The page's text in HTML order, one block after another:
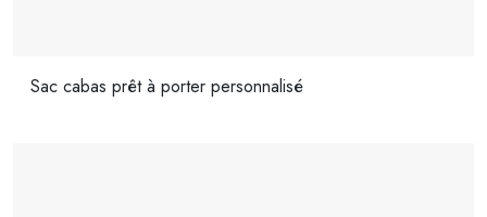
Sac cabas prêt à porter personnalisé